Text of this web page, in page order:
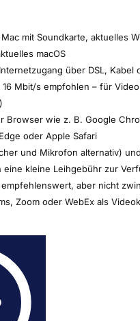
mit Soundkarte, aktuelles
macOS
über DSL, Kabel
Mbit/s empfohlen – für
Browser wie z. B. Google
oder Apple Safari
und Mikrofon alternativ)
kleine Leihgebühr zur
aber nicht
Zoom oder WebEx als